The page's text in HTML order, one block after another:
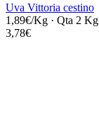
Uva Vittoria cestino
1,89€/Kg · Qta 2 Kg
3,78€